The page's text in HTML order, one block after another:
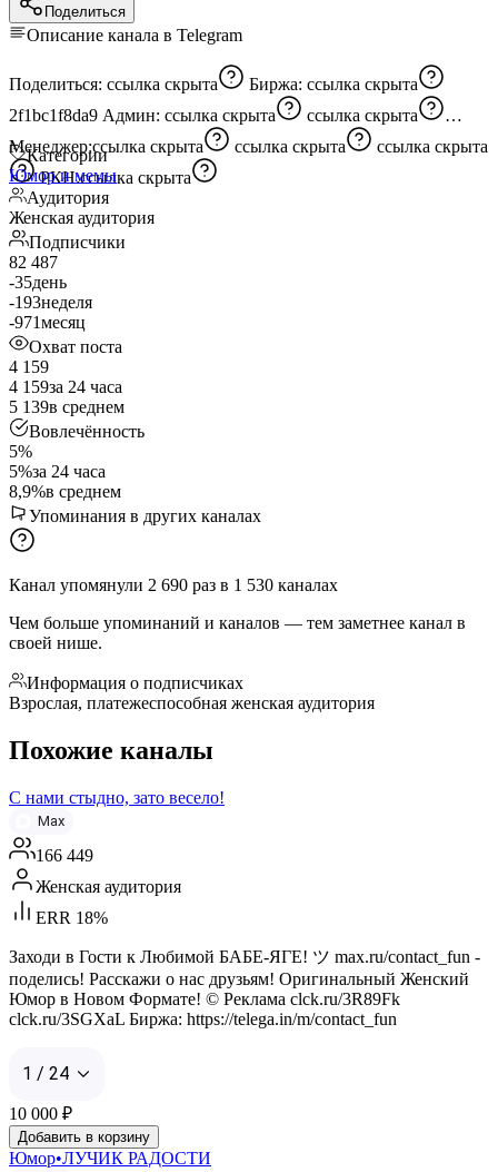
Поделиться
Описание канала в Telegram
Поделиться: ссылка скрыта Биржа: ссылка скрыта
2f1bc1f8da9 Админ: ссылка скрыта
ссылка скрыта
Менеджер:ссылка скрыта ссылка скрыта
ссылка скрыта
РКН:ссылка скрыта
Категории
Юмор и мемы
Аудитория
Женская аудитория
Подписчики
82 487
-35день
-193неделя
-971месяц
Охват поста
4 159
4 159за 24 часа
5 139в среднем
Вовлечённость
5%
5%за 24 часа
8,9%в среднем
Упоминания в других каналах
Канал упомянули 2 690 раз в 1 530 каналах
Чем больше упоминаний и каналов — тем заметнее канал в
своей нише.
Информация о подписчиках
Взрослая, платежеспособная женская аудитория
Похожие каналы
С нами стыдно, зато весело!
Max
166 449
Женская аудитория
ERR 18%
Заходи в Гости к Любимой БАБЕ-ЯГЕ! ツ max.ru/contact_fun -
поделись! Расскажи о нас друзьям! Оригинальный Женский
Юмор в Новом Формате! © Реклама clck.ru/3R89Fk
clck.ru/3SGXaL Биржа: https://telega.in/m/contact_fun
1 / 24
10 000 ₽
Добавить в корзину
Юмор•ЛУЧИК РАДОСТИ